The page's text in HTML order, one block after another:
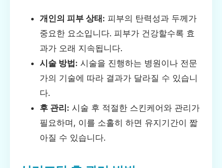
개인의 피부 상태: 피부의 탄력성과 두께가
중요한 요소입니다. 피부가 건강할수록 효
과가 오래 지속됩니다.
시술 방법: 시술을 진행하는 병원이나 전문
가의 기술에 따라 결과가 달라질 수 있습니
다.
후 관리: 시술 후 적절한 스킨케어와 관리가
필요하며, 이를 소홀히 하면 유지기간이 짧
아질 수 있습니다.